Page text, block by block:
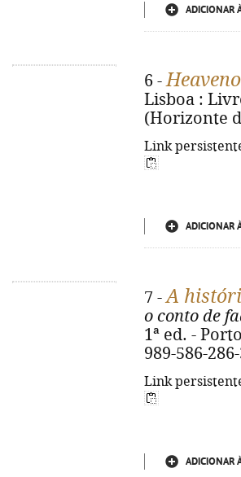
ADICIONAR
6 -
Lisboa :
(Horizonte
Link
ADICIONAR
7 -A
o conto de
1ª ed. -
989-586-
Link
ADICIONAR